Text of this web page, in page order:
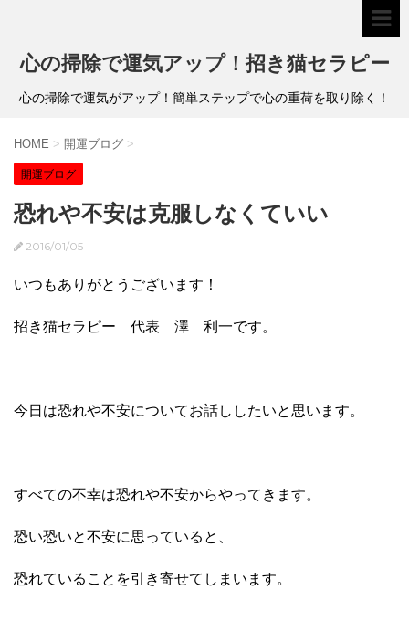
心の掃除で運気アップ！招き猫セラピー
心の掃除で運気がアップ！簡単ステップで心の重荷を取り除く！
HOME > 開運ブログ >
開運ブログ
恐れや不安は克服しなくていい
2016/01/05
いつもありがとうございます！
招き猫セラピー 代表 澤 利一です。
今日は恐れや不安についてお話ししたいと思います。
すべての不幸は恐れや不安からやってきます。
恐い恐いと不安に思っていると、
恐れていることを引き寄せてしまいます。